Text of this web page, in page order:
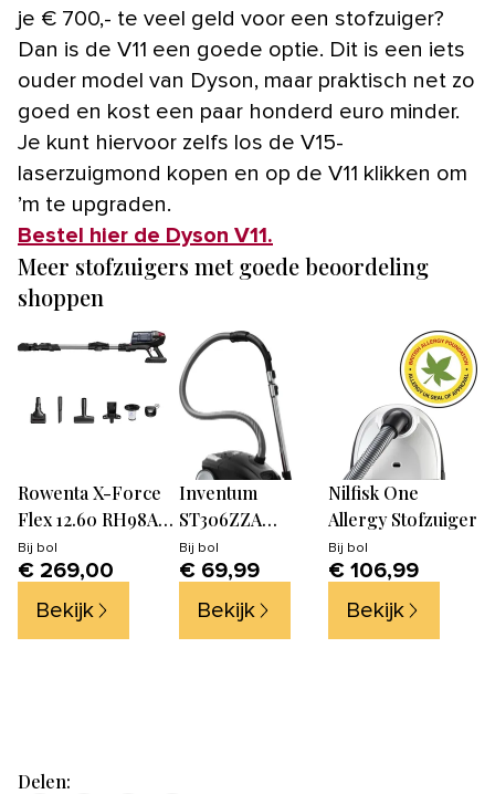
je € 700,- te veel geld voor een stofzuiger?
Dan is de V11 een goede optie. Dit is een iets
ouder model van Dyson, maar praktisch net zo
goed en kost een paar honderd euro minder.
Je kunt hiervoor zelfs los de V15-
laserzuigmond kopen en op de V11 klikken om
’m te upgraden.
Bestel hier de Dyson V11.
Meer stofzuigers met goede beoordeling
shoppen
Rowenta X-Force
Flex 12.60 RH98A7 -
Steelstofzuiger -
Draadloos -
Krachtig 150 Airwatt
Bij bol
€ 269,00
Bekijk
Inventum
ST306ZZA
Stofzuiger met
zak
Bij bol
€ 69,99
Bekijk
Nilfisk One
Allergy Stofzuiger
Bij bol
€ 106,99
Bekijk
Delen: